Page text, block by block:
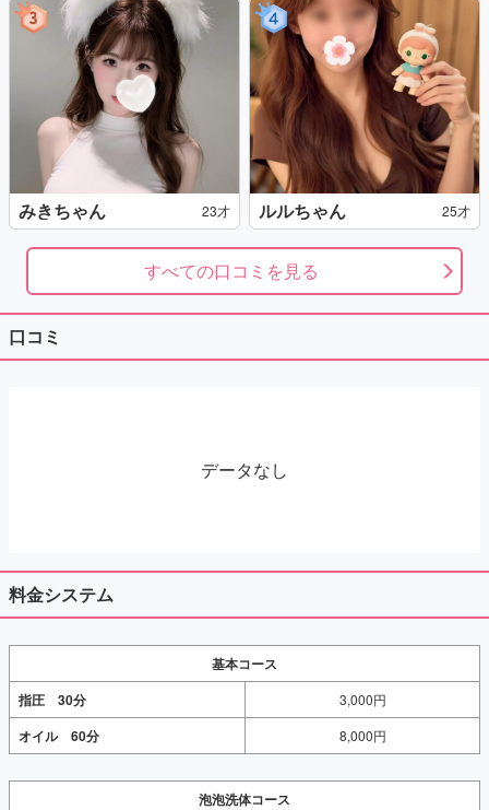
みきちゃん 23才 ルルちゃん 25才
すべての口コミを見る
口コミ
データなし
料金システム
基本コース
指圧 30分
3,000円
オイル 60分 8,000円
泡泡洗体コース